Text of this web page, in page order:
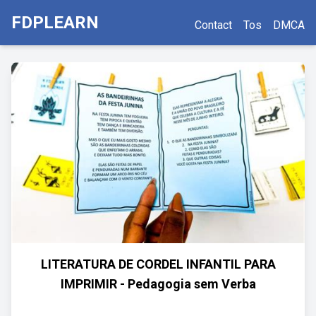
FDPLEARN Contact Tos DMCA
LITERATURA DE CORDEL INFANTIL PARA
IMPRIMIR - Pedagogia sem Verba